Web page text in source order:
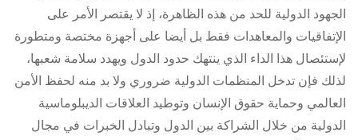
الجهود الدولية للحد من هذه الظاهرة، إذ لا يقتصر الأمر على
الإتفاقيات والمعاهدات فقط بل أيضا على أجهزة مختصة ومتطورة
لإستئصال هذا الداء الذي ينتهك حدود الدول ويهدد سلامة شعبها،
لذلك فإن تدخل المنظمات الدولية ضروري ولا بد منه لحفظ الأمن
العالمي وحماية حقوق الإنسان وتوطيد العلاقات الديبلوماسية
الدولية من خلال الشراكة بين الدول وتبادل الخبرات في مجال